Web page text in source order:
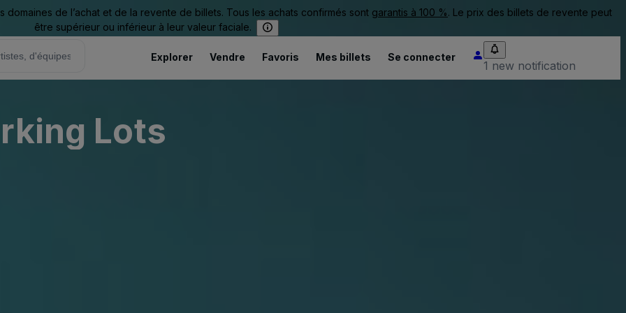
de l’achat et de la revente de billets. Tous les achats confirmés sont garantis à 100 %. Le prix des billets de revente peut
être supérieur ou inférieur à leur valeur faciale.
Explorer Vendre Favoris Mes billets Se connecter
1 new notification
Lots